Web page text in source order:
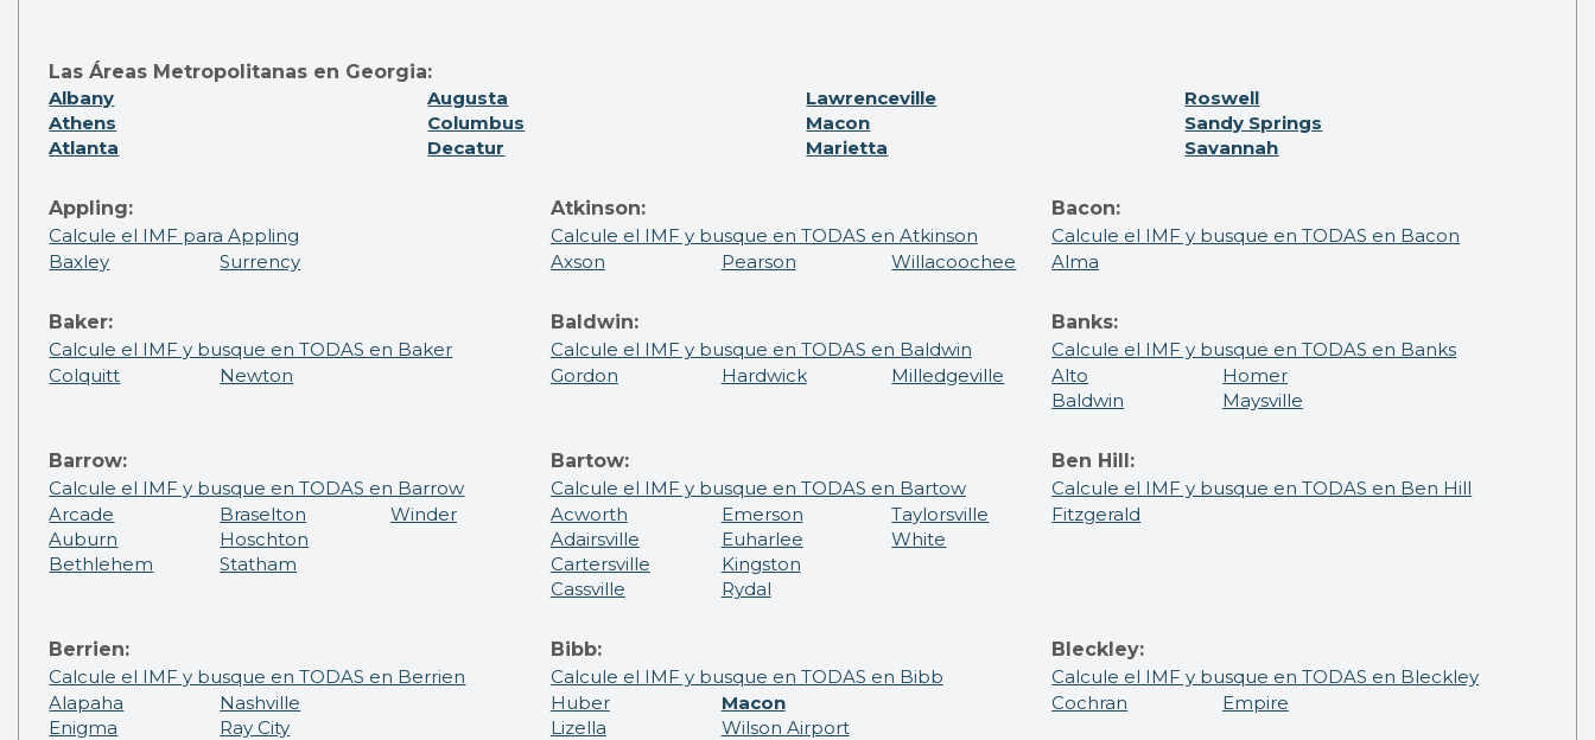
Las Áreas Metropolitanas en Georgia:
Albany
Athens
Atlanta
Augusta
Columbus
Decatur
Lawrenceville
Macon
Marietta
Roswell
Sandy Springs
Savannah
Appling:
Calcule el IMF para Appling
Baxley
Surrency
Atkinson:
Calcule el IMF y busque en TODAS en Atkinson
Axson
Pearson Willacoochee
Bacon:
Calcule el IMF y busque en TODAS en Bacon
Alma
Baker:
Calcule el IMF y busque en TODAS en Baker
Colquitt
Newton
Baldwin:
Calcule el IMF y busque en TODAS en Baldwin
Gordon
Hardwick Milledgeville
Banks:
Calcule el IMF y busque en TODAS en Banks
Alto
Baldwin
Homer
Maysville
Barrow:
Calcule el IMF y busque en TODAS en Barrow
Arcade
Auburn
Bethlehem
Braselton
Hoschton
Statham
Winder
Bartow:
Calcule el IMF y busque en TODAS en Bartow
Acworth
Adairsville
Cartersville
Cassville
Emerson
Euharlee
Kingston
Rydal
Taylorsville
White
Ben Hill:
Calcule el IMF y busque en TODAS en Ben Hill
Fitzgerald
Berrien:
Calcule el IMF y busque en TODAS en Berrien
Alapaha
Enigma
Nashville
Ray City
Bibb:
Calcule el IMF y busque en TODAS en Bibb
Huber
Lizella
Macon
Wilson Airport
Bleckley:
Calcule el IMF y busque en TODAS en Bleckley
Cochran
Empire